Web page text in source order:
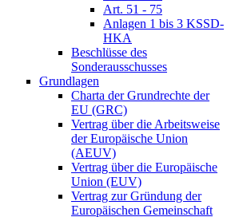
Art. 51 - 75
Anlagen 1 bis 3 KSSD-
HKA
Beschlüsse des
Sonderausschusses
Grundlagen
Charta der Grundrechte der
EU (GRC)
Vertrag über die Arbeitsweise
der Europäische Union
(AEUV)
Vertrag über die Europäische
Union (EUV)
Vertrag zur Gründung der
Europäischen Gemeinschaft